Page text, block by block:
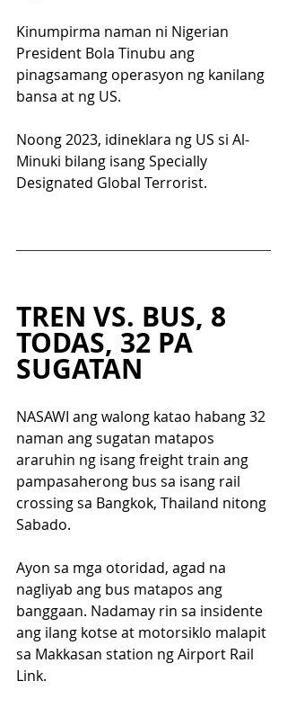
Kinumpirma naman ni Nigerian
President Bola Tinubu ang
pinagsamang operasyon ng kanilang
bansa at ng US.
Noong 2023, idineklara ng US si Al-
Minuki bilang isang Specially
Designated Global Terrorist.
TREN VS. BUS, 8
TODAS, 32 PA
SUGATAN
NASAWI ang walong katao habang 32
naman ang sugatan matapos
araruhin ng isang freight train ang
pampasaherong bus sa isang rail
crossing sa Bangkok, Thailand nitong
Sabado.
Ayon sa mga otoridad, agad na
nagliyab ang bus matapos ang
banggaan. Nadamay rin sa insidente
ang ilang kotse at motorsiklo malapit
sa Makkasan station ng Airport Rail
Link.